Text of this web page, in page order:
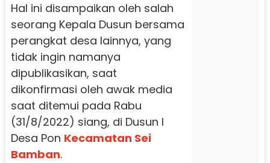
Hal ini disampaikan oleh salah
seorang Kepala Dusun bersama
perangkat desa lainnya, yang
tidak ingin namanya
dipublikasikan, saat
dikonfirmasi oleh awak media
saat ditemui pada Rabu
(31/8/2022) siang, di Dusun I
Desa Pon Kecamatan Sei
Bamban.